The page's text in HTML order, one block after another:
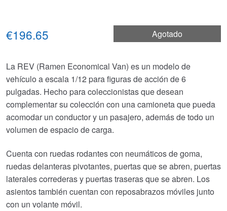
Agotado
€196.65
La REV (Ramen Economical Van) es un modelo de
vehículo a escala 1/12 para figuras de acción de 6
pulgadas. Hecho para coleccionistas que desean
complementar su colección con una camioneta que pueda
acomodar un conductor y un pasajero, además de todo un
volumen de espacio de carga.
Cuenta con ruedas rodantes con neumáticos de goma,
ruedas delanteras pivotantes, puertas que se abren, puertas
laterales correderas y puertas traseras que se abren. Los
asientos también cuentan con reposabrazos móviles junto
con un volante móvil.